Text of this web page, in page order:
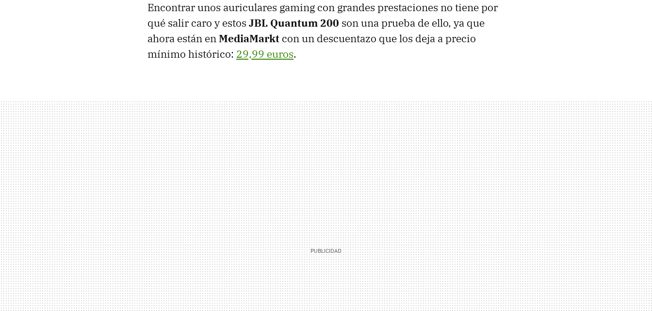
Encontrar unos auriculares gaming con grandes prestaciones no tiene por
qué salir caro y estos JBL Quantum 200 son una prueba de ello, ya que
ahora están enMediaMarkt con un descuentazo que los deja a precio
mínimo histórico: 29,99 euros.